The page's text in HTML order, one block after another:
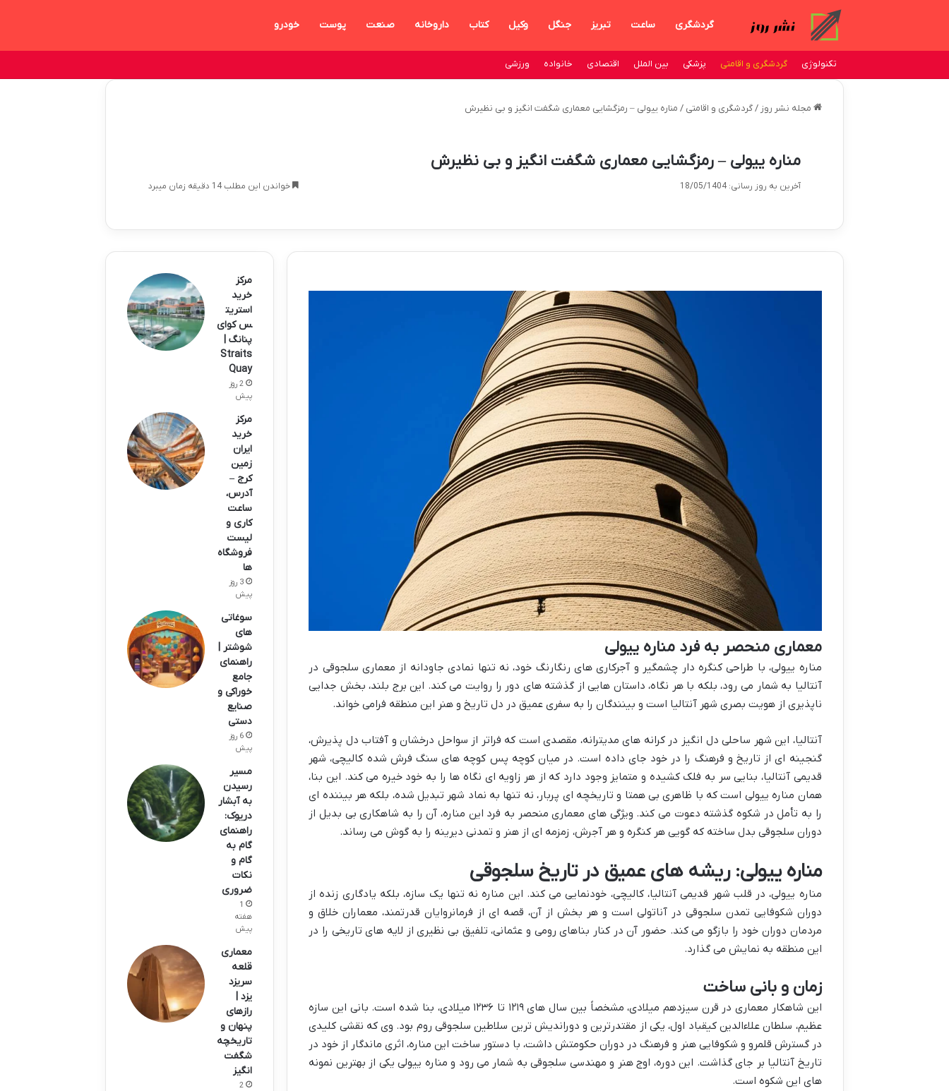
گردشگری ساعت تبریز جنگل وکیل کتاب داروخانه صنعت پوست خودرو
تکنولوژی گردشگری و اقامتی پزشکی بین الملل اقتصادی خانواده ورزشی
مجله نشر روز / گردشگری و اقامتی / مناره ییولی – رمزگشایی معماری شگفت انگیز و بی نظیرش
مناره ییولی – رمزگشایی معماری شگفت انگیز و بی نظیرش
آخرین به روز رسانی: 18/05/1404 خواندن این مطلب 14 دقیقه زمان میبرد
معماری منحصر به فرد مناره ییولی
مناره ییولی، با طراحی کنگره دار چشمگیر و آجرکاری های رنگارنگ خود، نه تنها نمادی جاودانه از معماری سلجوقی در
آنتالیا به شمار می رود، بلکه با هر نگاه، داستان هایی از گذشته های دور را روایت می کند. این برج بلند، بخش جدایی
ناپذیری از هویت بصری شهر آنتالیا است و بینندگان را به سفری عمیق در دل تاریخ و هنر این منطقه فرامی خواند.
آنتالیا، این شهر ساحلی دل انگیز در کرانه های مدیترانه، مقصدی است که فراتر از سواحل درخشان و آفتاب دل پذیرش،
گنجینه ای از تاریخ و فرهنگ را در خود جای داده است. در میان کوچه پس کوچه های سنگ فرش شده کالیچی، شهر
قدیمی آنتالیا، بنایی سر به فلک کشیده و متمایز وجود دارد که از هر زاویه ای نگاه ها را به خود خیره می کند. این بنا،
همان مناره ییولی است که با ظاهری بی همتا و تاریخچه ای پربار، نه تنها به نماد شهر تبدیل شده، بلکه هر بیننده ای
را به تأمل در شکوه گذشته دعوت می کند. ویژگی های معماری منحصر به فرد این مناره، آن را به شاهکاری بی بدیل از
دوران سلجوقی بدل ساخته که گویی هر کنگره و هر آجرش، زمزمه ای از هنر و تمدنی دیرینه را به گوش می رساند.
مناره ییولی: ریشه های عمیق در تاریخ سلجوقی
مناره ییولی، در قلب شهر قدیمی آنتالیا، کالیچی، خودنمایی می کند. این مناره نه تنها یک سازه، بلکه یادگاری زنده از
دوران شکوفایی تمدن سلجوقی در آناتولی است و هر بخش از آن، قصه ای از فرمانروایان قدرتمند، معماران خلاق و
مردمان دوران خود را بازگو می کند. حضور آن در کنار بناهای رومی و عثمانی، تلفیق بی نظیری از لایه های تاریخی را در
این منطقه به نمایش می گذارد.
زمان و بانی ساخت
این شاهکار معماری در قرن سیزدهم میلادی، مشخصاً بین سال های ۱۲۱۹ تا ۱۲۳۶ میلادی، بنا شده است. بانی این سازه
عظیم، سلطان علاءالدین کیقباد اول، یکی از مقتدرترین و دوراندیش ترین سلاطین سلجوقی روم بود. وی که نقشی کلیدی
در گسترش قلمرو و شکوفایی هنر و فرهنگ در دوران حکومتش داشت، با دستور ساخت این مناره، اثری ماندگار از خود در
تاریخ آنتالیا بر جای گذاشت. این دوره، اوج هنر و مهندسی سلجوقی به شمار می رود و مناره ییولی یکی از بهترین نمونه
های این شکوه است.
مرکز
خرید
استریت
س کوای
پنانگ |
Straits
Quay
2 روز
پیش
مرکز
خرید
ایران
زمین
کرج –
آدرس،
ساعت
کاری و
لیست
فروشگاه
ها
3 روز
پیش
سوغاتی
های
شوشتر |
راهنمای
جامع
خوراکی و
صنایع
دستی
6 روز
پیش
مسیر
رسیدن
به آبشار
دریوک:
راهنمای
گام به
گام و
نکات
ضروری
1
هفته
پیش
معماری
قلعه
سریزد
یزد |
رازهای
پنهان و
تاریخچه
شگفت
انگیز
2